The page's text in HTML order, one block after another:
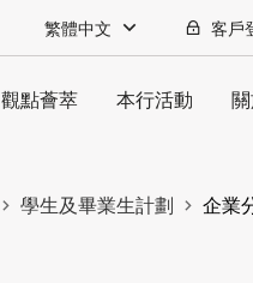
繁體中文 客戶
觀點薈萃 本行活動
學生及畢業生計劃 企業